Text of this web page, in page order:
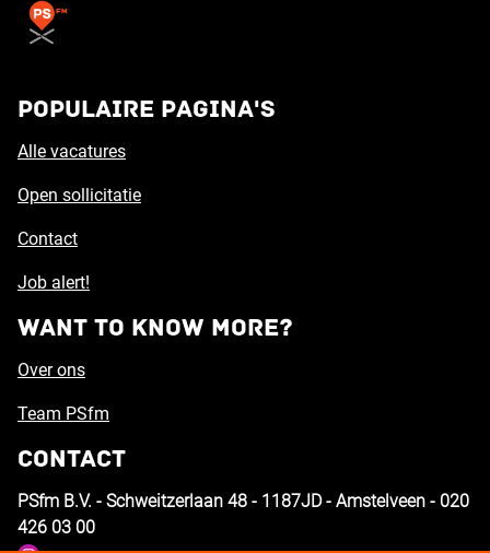
Populaire pagina's
Alle vacatures
Open sollicitatie
Contact
Job alert!
Want to know more?
Over ons
Team PSfm
Contact
PSfm B.V. - Schweitzerlaan 48 - 1187JD - Amstelveen - 020
426 03 00